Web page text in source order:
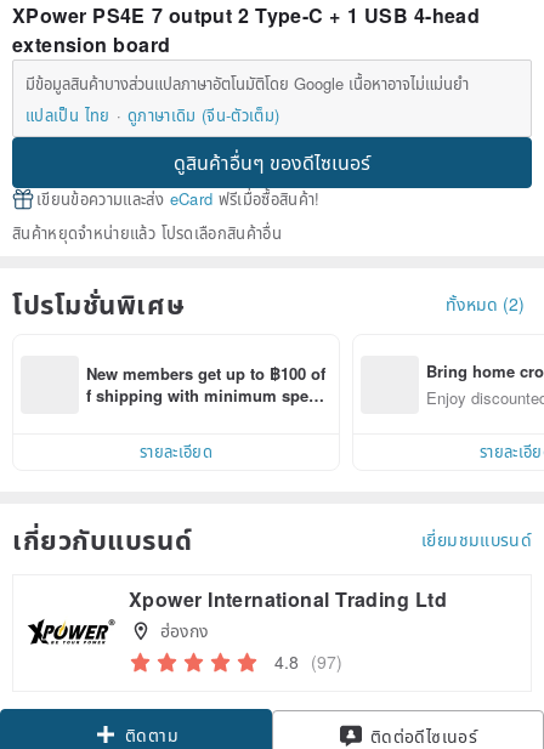
XPower PS4E 7 output 2 Type-C + 1 USB 4-head
extension board
มีข้อมูลสินค้าบางส่วนแปลภาษาอัตโนมัติโดย Google เนื้อหาอาจไม่แม่นยำ
แปลเป็น ไทย
ดูภาษาเดิม (จีน-ตัวเต็ม)
ดูสินค้าอื่นๆ ของดีไซเนอร์
เขียนข้อความและส่ง eCard ฟรีเมื่อซื้อสินค้า!
สินค้าหยุดจำหน่ายแล้ว โปรดเลือกสินค้าอื่น
โปรโมชั่นพิเศษ ทั้งหมด (2)
New members get up to ฿100 of
f shipping with minimum spen
within 7 days!
รายละเอียด
Bring home
n with ease
Enjoy
รายละเอี
เกี่ยวกับแบรนด์ เยี่ยมชมแบรนด์
Xpower International Trading Ltd
ฮ่องกง
4.8 (97)
ติดตาม ติดต่อดีไซเนอร์